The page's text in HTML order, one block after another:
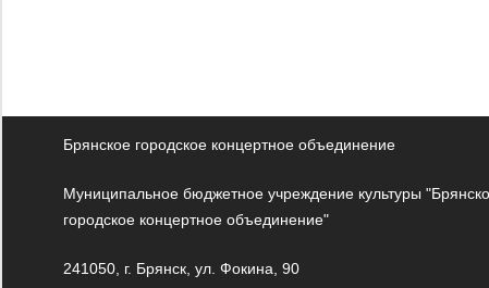
Брянское городское концертное объединение
Муниципальное бюджетное учреждение культуры
городское концертное объединение"
241050, г. Брянск, ул. Фокина, 90